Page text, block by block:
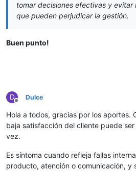
tomar decisiones efectivas y evitar
que pueden perjudicar la gestión.
Buen punto!
D
Desconectado
Dulce
Hola a todos, gracias por los aportes.
baja satisfacción del cliente puede
vez.
Es síntoma cuando refleja fallas
producto, atención o comunicación, y